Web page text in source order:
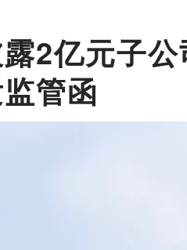
2亿元子
管函